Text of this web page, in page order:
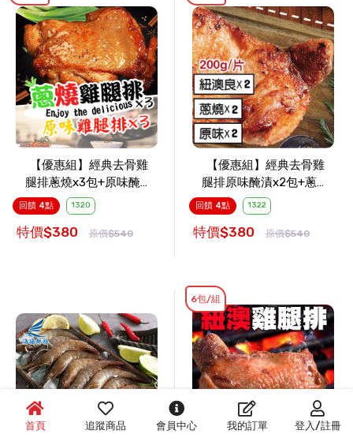
【優惠組】經典去骨雞
腿排蔥燒x3包+原味醃漬
x3包
回饋 4點 1320
特價$380 原價$540
【優惠組】經典去骨雞
腿排原味醃漬x2包+蔥燒
x2包+紐澳良x2包
回饋 4點 1322
特價$380 原價$540
6包/組
首頁 追蹤商品 會員中心 我的訂單 登入/註冊